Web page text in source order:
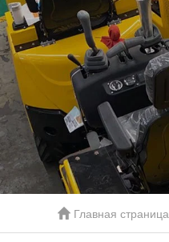
Главная страница